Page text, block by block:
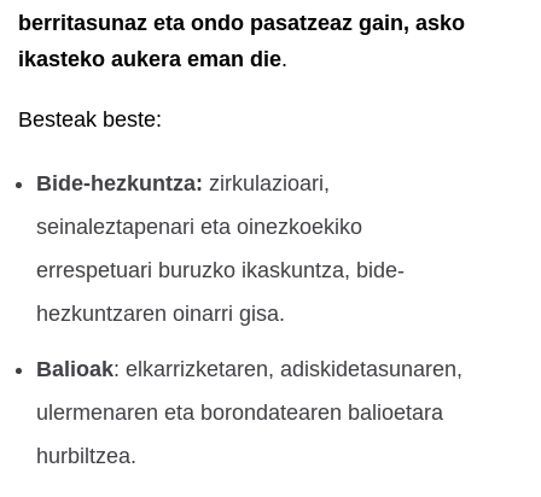
berritasunaz eta ondo pasatzeaz gain, asko
ikasteko aukera eman die.
Besteak beste:
Bide-hezkuntza: zirkulazioari,
seinaleztapenari eta oinezkoekiko
errespetuari buruzko ikaskuntza, bide-
hezkuntzaren oinarri gisa.
Balioak: elkarrizketaren, adiskidetasunaren,
ulermenaren eta borondatearen balioetara
hurbiltzea.